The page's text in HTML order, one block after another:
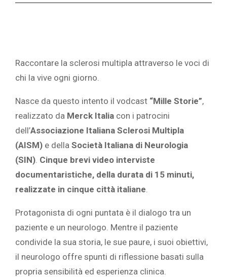
Raccontare la sclerosi multipla attraverso le voci di
chi la vive ogni giorno.
Nasce da questo intento il vodcast “Mille Storie”,
realizzato da Merck Italia con i patrocini
dell’Associazione Italiana Sclerosi Multipla
(AISM) e della Società Italiana di Neurologia
(SIN) Cinque brevi video interviste
documentaristiche, della durata di 15 minuti,
realizzate in cinque città italiane
Protagonista di ogni puntata è il dialogo tra un
paziente e un neurologo. Mentre il paziente
condivide la sua storia, le sue paure, i suoi obiettivi,
il neurologo offre spunti di riflessione basati sulla
propria sensibilità ed esperienza clinica.